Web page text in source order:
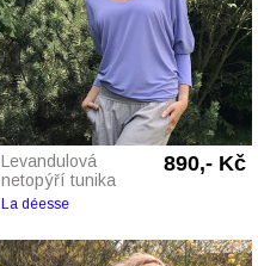
Levandulová
netopýří tunika
890,- Kč
La déesse